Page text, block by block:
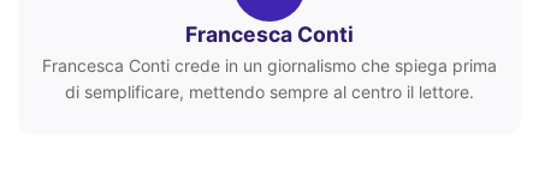
Francesca Conti
Francesca Conti crede in un giornalismo che spiega prima
di semplificare, mettendo sempre al centro il lettore.